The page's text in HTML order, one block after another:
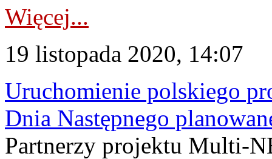
Więcej...
19 listopada 2020, 14:07
Uruchomienie polskiego
Dnia Następnego
Partnerzy projektu Multi-